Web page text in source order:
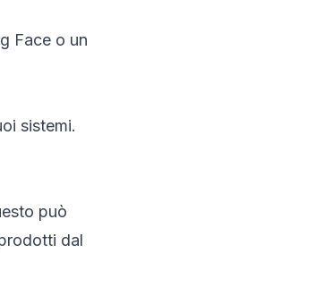
Face o un
sistemi.
può
dal